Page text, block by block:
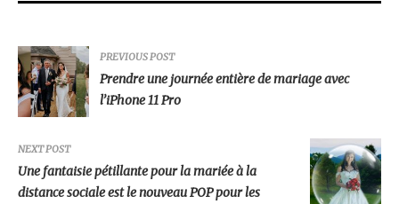
PREVIOUS POST
Prendre une journée entière de mariage avec
l’iPhone 11 Pro
NEXT POST
Une fantaisie pétillante pour la mariée à la
distance sociale est le nouveau POP pour les